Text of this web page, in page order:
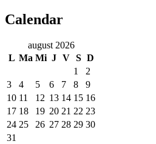
Calendar
august 2026
L Ma Mi J V S D
1
2
3
4 5 6 7 8
9
10 11 12 13 14 15 16
17 18 19 20 21 22 23
24 25 26 27 28 29 30
31